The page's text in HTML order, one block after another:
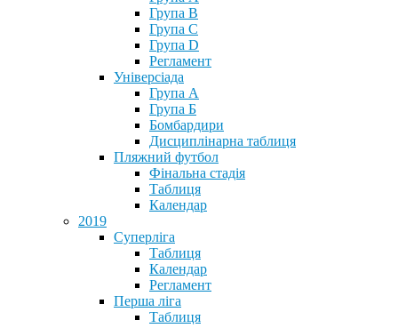
Група B
Група С
Група D
Регламент
Універсіада
Група А
Група Б
Бомбардири
Дисциплінарна таблиця
Пляжний футбол
Фінальна стадія
Таблиця
Календар
2019
Суперліга
Таблиця
Календар
Регламент
Перша ліга
Таблиця